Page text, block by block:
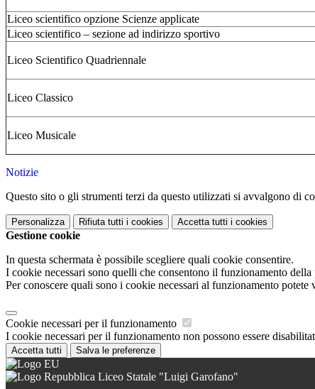
Liceo scientifico opzione Scienze applicate
Liceo scientifico – sezione ad indirizzo sportivo
Liceo Scientifico Quadriennale
Liceo Classico
Liceo Musicale
Notizie
Questo sito o gli strumenti terzi da questo utilizzati si avvalgono di
Personalizza Rifiuta tutti i cookies Accetta tutti i cookies
Gestione cookie
In questa schermata è possibile scegliere quali cookie consentire.
I cookie necessari sono quelli che consentono il funzionamento
Per conoscere quali sono i cookie necessari al funzionamento potete
Cookie necessari per il funzionamento
I cookie necessari per il funzionamento non possono essere
Accetta tutti Salva le preferenze
Liceo Statale "Luigi Garofano"